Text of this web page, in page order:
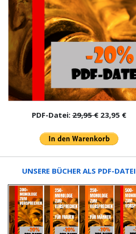
PDF-Datei:29,95 €23,95 €
UNSERE BÜCHER ALS PDF-DATEI